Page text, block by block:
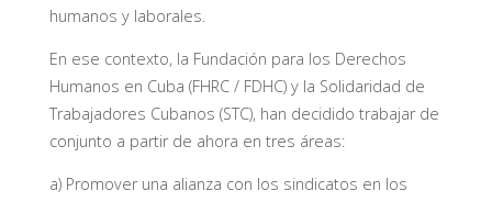
humanos y laborales.
En ese contexto, la Fundación para los Derechos
Humanos en Cuba (FHRC / FDHC) y la Solidaridad de
Trabajadores Cubanos (STC), han decidido trabajar de
conjunto a partir de ahora en tres áreas:
a) Promover una alianza con los sindicatos en los